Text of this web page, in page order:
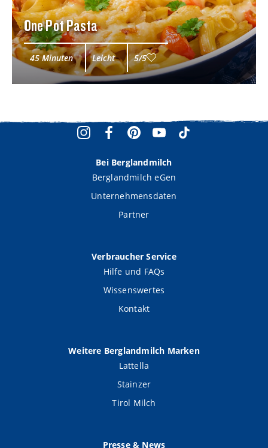
One Pot Pasta
45 Minuten Leicht 5/5
Bei Berglandmilch
Berglandmilch eGen
Unternehmensdaten
Partner
Verbraucher Service
Hilfe und FAQs
Wissenswertes
Kontakt
Weitere Berglandmilch Marken
Lattella
Stainzer
Tirol Milch
Presse & News